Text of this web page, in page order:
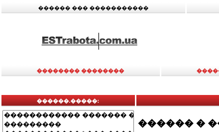
������ ��� �����������
�������� ��������
������.�����:
������ �